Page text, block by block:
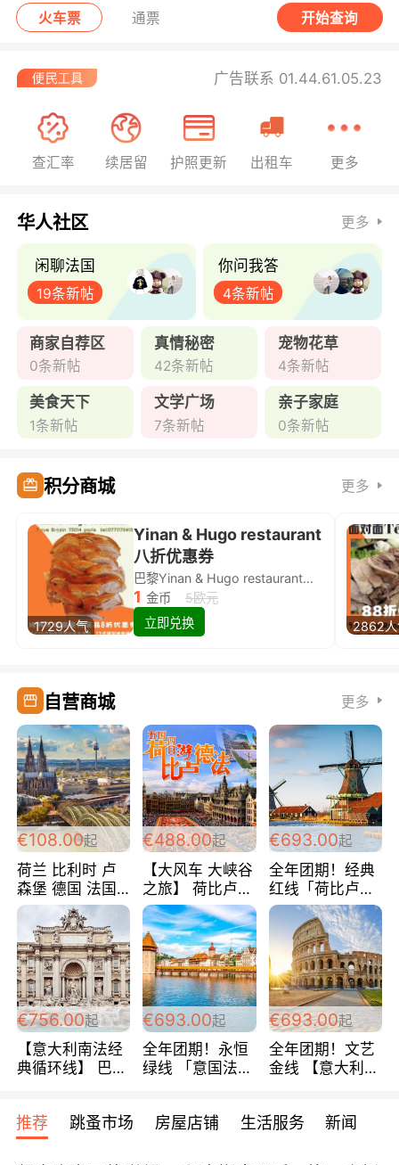
巴黎地铁音乐家海选启动！
火车票 通票 开始查询
广告联系 01.44.61.05.23
查汇率 续居留 护照更新 出租车 更多
华人社区 更多
闲聊法国
19条新帖
你问我答
4条新帖
商家自荐区
0条新帖
真情秘密
42条新帖
宠物花草
4条新帖
美食天下
1条新帖
文学广场
7条新帖
亲子家庭
0条新帖
积分商城 更多
1729人气
Yinan & Hugo restaurant
八折优惠券
巴黎Yinan & Hugo restaurant除简餐类全场8折
1 金币
5欧元
立即兑换
2862
自营商城 更多
€108.00起
荷兰 比利时 卢
森堡 德国 法国
超爽玩遍西欧 循
环线 全程四星宾
馆 108欧/人/天
€488.00起
【大风车 大峡谷
之旅】 荷比卢德
法 巴黎上下 经
典五国四日游
488欧/人
€693.00起
全年团期！经典
红线「荷比卢德
法」七天循环 五
国 仅售99欧/人/
天！巴黎上下！
包拼房~
€756.00起
【意大利南法经
典循环线】 巴黎
宾馆 108欧/天起
全程756欧/位
€693.00起
全年团期！永恒
绿线 「意国法
欧/天起 ~包拼房
€693.00起
全年团期！文艺
金线 【意大利一
每周铁发！
推荐 跳蚤市场 房屋店铺 生活服务 新闻